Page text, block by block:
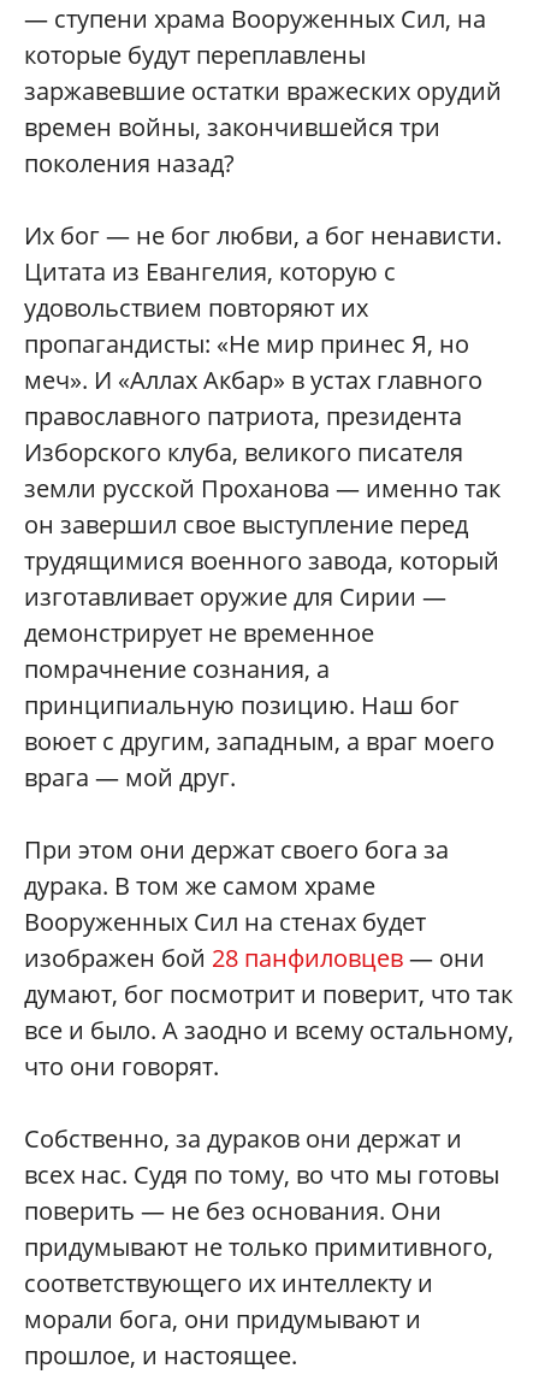
— ступени храма Вооруженных Сил, на
которые будут переплавлены
заржавевшие остатки вражеских орудий
времен войны, закончившейся три
поколения назад?
Их бог — не бог любви, а бог ненависти.
Цитата из Евангелия, которую с
удовольствием повторяют их
пропагандисты: «Не мир принес Я, но
меч». И «Аллах Акбар» в устах главного
православного патриота, президента
Изборского клуба, великого писателя
земли русской Проханова — именно так
он завершил свое выступление перед
трудящимися военного завода, который
изготавливает оружие для Сирии —
демонстрирует не временное
помрачнение сознания, а
принципиальную позицию. Наш бог
воюет с другим, западным, а враг моего
врага — мой друг.
При этом они держат своего бога за
дурака. В том же самом храме
Вооруженных Сил на стенах будет
изображен бой 28 панфиловцев— они
думают, бог посмотрит и поверит, что так
все и было. А заодно и всему остальному,
что они говорят.
Собственно, за дураков они держат и
всех нас. Судя по тому, во что мы готовы
поверить — не без основания. Они
придумывают не только примитивного,
соответствующего их интеллекту и
морали бога, они придумывают и
прошлое, и настоящее.